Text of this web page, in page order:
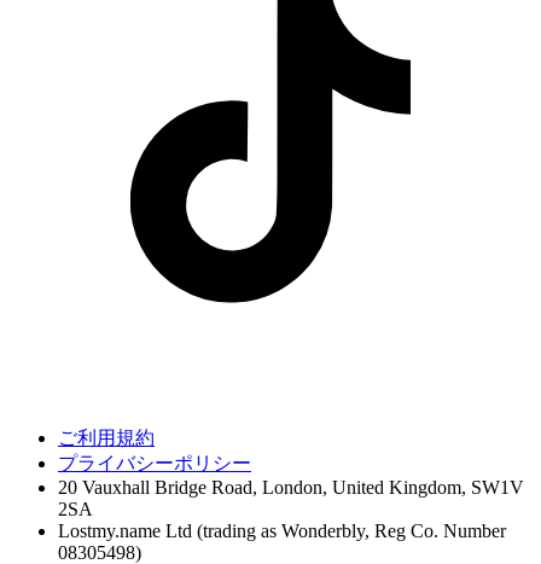
ご利用規約
プライバシーポリシー
20 Vauxhall Bridge Road, London, United Kingdom, SW1V
2SA
Lostmy.name Ltd (trading as Wonderbly, Reg Co. Number
08305498)